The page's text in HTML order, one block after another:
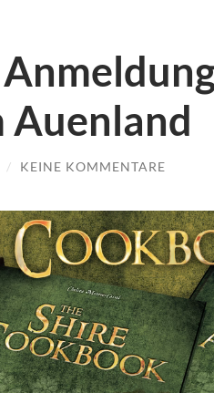
Auenland
/ KEINE KOMMENTARE